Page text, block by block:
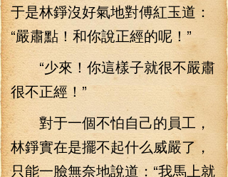
于是林錚沒好氣地對傅紅玉道：
“嚴肅點！和你說正經的呢！”
“少來！你這樣子就很不嚴肅
很不正經！”
對于一個不怕自己的員工，
林錚實在是擺不起什么威嚴了，
只能一臉無奈地說道：“我馬上就